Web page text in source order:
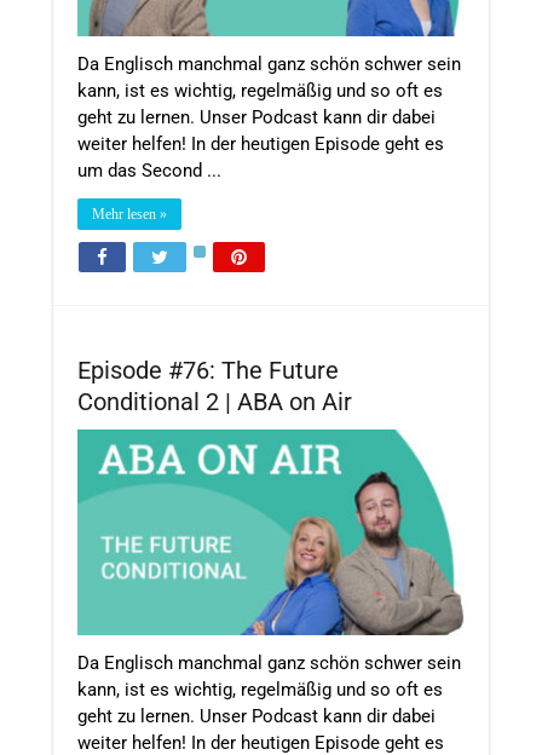
Da Englisch manchmal ganz schön schwer sein
kann, ist es wichtig, regelmäßig und so oft es
geht zu lernen. Unser Podcast kann dir dabei
weiter helfen! In der heutigen Episode geht es
um das Second ...
Mehr lesen »
Episode #76: The Future
Conditional 2 | ABA on Air
Da Englisch manchmal ganz schön schwer sein
kann, ist es wichtig, regelmäßig und so oft es
geht zu lernen. Unser Podcast kann dir dabei
weiter helfen! In der heutigen Episode geht es